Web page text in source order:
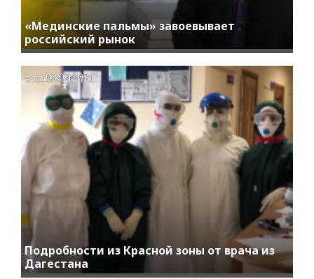
«Мединские пальмы» завоевывает
российский рынок
Подробности из Красной зоны от врача из
Дагестана
access_time
03.03.2021